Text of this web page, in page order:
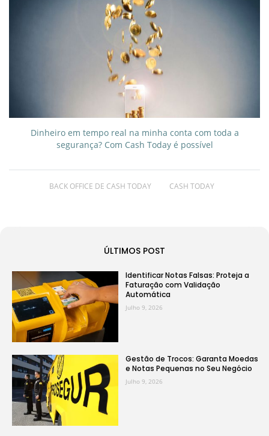
Dinheiro em tempo real na minha conta com toda a
segurança? Com Cash Today é possível
BACK OFFICE DE CASH TODAY CASH TODAY
ÚLTIMOS POST
Identificar Notas Falsas: Proteja a
Faturação com Validação
Automática
Julho 9, 2026
Gestão de Trocos: Garanta Moedas
e Notas Pequenas no Seu Negócio
Julho 9, 2026